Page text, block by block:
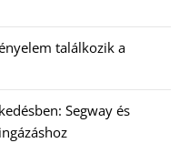
találkozik a
Segway és